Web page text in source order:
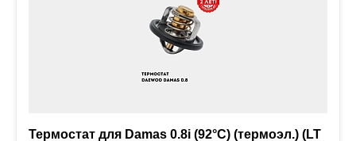
Термостат для Damas 0.8i (92°С) (термоэл.) (LT